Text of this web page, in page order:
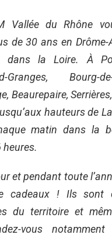
Vallée du Rhône
de 30 ans en Drôme-
la Loire. À
Granges, Bourg-
Beaurepaire,
hauteurs de
matin dans la
heures.
et pendant toute
cadeaux ! Ils sont
du territoire et
vous